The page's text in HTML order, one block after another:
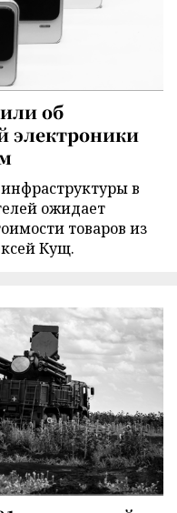
об
электроники
в
ожидает
товаров из
Кущ.